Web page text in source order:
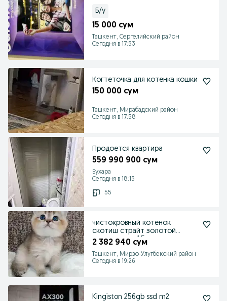
Б/у
15 000 сум
Ташкент, Сергелийский район
Сегодня в 17:53
Когтеточка для котенка кошки
150 000 сум
Ташкент, Мирабадский район
Сегодня в 17:58
Продоется квартира
559 990 900 сум
Бухара
Сегодня в 18:15
55
чистокровный котенок
скотиш страйт золотой
текированая 1.5 мес девочка
2 382 940 сум
Ташкент, Мирзо-Улугбекский район
Сегодня в 19:26
Kingiston 256gb ssd m2